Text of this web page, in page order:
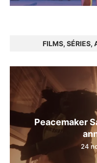
FILMS, SÉRIES,
Peacemaker
24